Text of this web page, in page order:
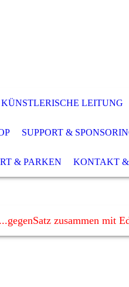
LEITUNG
SUPPORT &
& PARKEN KONTAKT
zusammen mit